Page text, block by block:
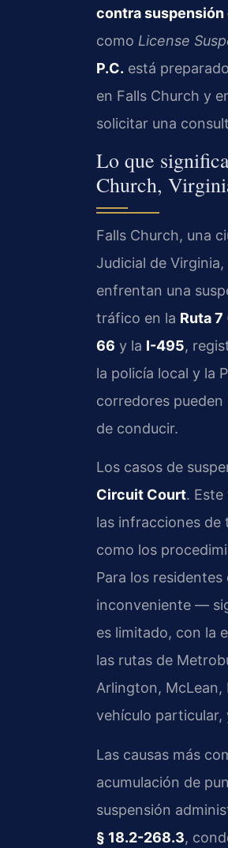
contra suspensión
como License
P.C. está
en Falls Church y
solicitar una
Lo que
Church,
Falls Church, una
Judicial de
enfrentan una
tráfico en la Ruta
66 y la I-495,
la policía local y la
corredores pueden
de conducir.
Los casos de
Circuit Court.
las infracciones de
como los
Para los
inconveniente —
es limitado, con la
las rutas de
Arlington, McLean,
vehículo particular,
Las causas más
acumulación de
suspensión
§ 18.2-268.3,